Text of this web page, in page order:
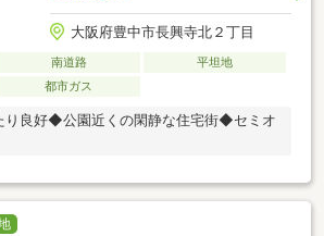
大阪府豊中市長興寺北２丁目
南道路
平坦地
都市ガス
良好◆公園近くの閑静な住宅街◆セミオ